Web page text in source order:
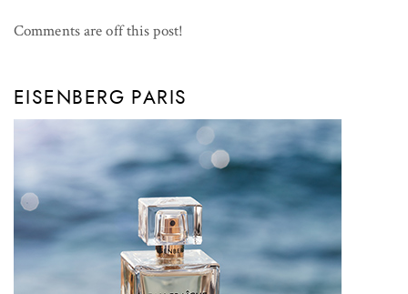
Comments are off this post!
EISENBERG PARIS